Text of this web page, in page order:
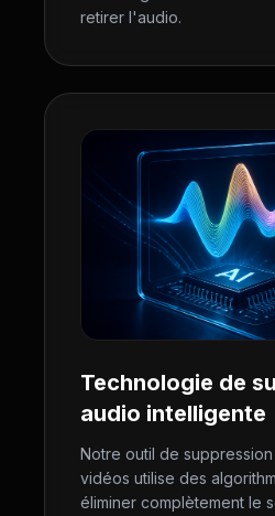
retirer l'audio.
Technologie de
audio intelligente
Notre outil de
vidéos utilise des
éliminer complètement le